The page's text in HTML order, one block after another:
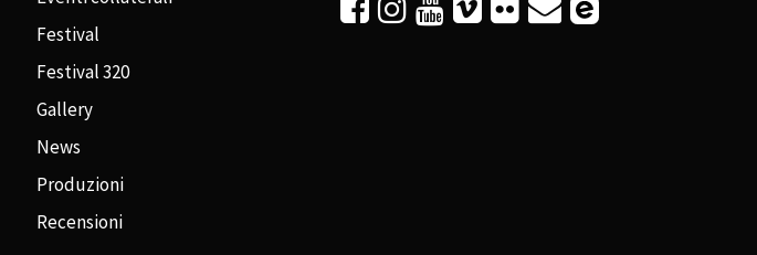
Festival
Festival 320
Gallery
News
Produzioni
Recensioni
     